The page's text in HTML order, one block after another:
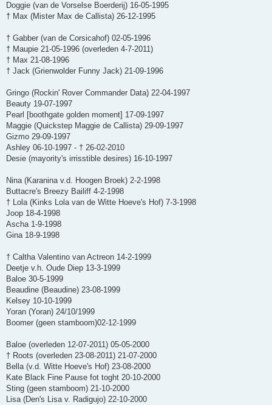
e
n
r
c
h
Doggie (van de Vorselse Boerderij) 16-05-1995
† Max (Mister Max de Callista) 26-12-1995
† Gabber (van de Corsicahof) 02-05-1996
† Maupie 21-05-1996 (overleden 4-7-2011)
† Max 21-08-1996
† Jack (Grienwolder Funny Jack) 21-09-1996
Gringo (Rockin' Rover Commander Data) 22-04-1997
Beauty 19-07-1997
Pearl [boothgate golden moment] 17-09-1997
Maggie (Quickstep Maggie de Callista) 29-09-1997
Gizmo 29-09-1997
Ashley 06-10-1997 - † 26-02-2010
Desie (mayority's irrisstible desires) 16-10-1997
Nina (Karanina v.d. Hoogen Broek) 2-2-1998
Buttacre's Breezy Bailiff 4-2-1998
† Lola (Kinks Lola van de Witte Hoeve's Hof) 7-3-1998
Joop 18-4-1998
Ascha 1-9-1998
Gina 18-9-1998
† Caltha Valentino van Actreon 14-2-1999
Deetje v.h. Oude Diep 13-3-1999
Baloe 30-5-1999
Beaudine (Beaudine) 23-08-1999
Kelsey 10-10-1999
Yoran (Yoran) 24/10/1999
Boomer (geen stamboom)02-12-1999
Baloe (overleden 12-07-2011) 05-05-2000
† Roots (overleden 23-08-2011) 21-07-2000
Bella (v.d. Witte Hoeve's Hof) 23-08-2000
Kate Black Fine Pause fot toght 20-10-2000
Sting (geen stamboom) 21-10-2000
Lisa (Den's Lisa v. Radigujo) 22-10-2000